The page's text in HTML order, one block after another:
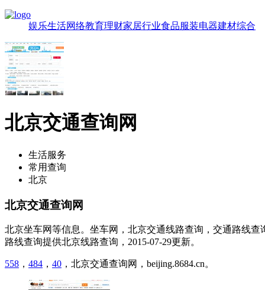
娱乐生活网络教育理财家居行业食品服装电器建材综合
北京交通查询网
生活服务
常用查询
北京
北京交通查询网
北京坐车网等信息。坐车网，北京交通线路查询，交通路线
路线查询提供北京线路查询，2015-07-29更新。
558 ， 484 ， 40 ，北京交通查询网，beijing.8684.cn。